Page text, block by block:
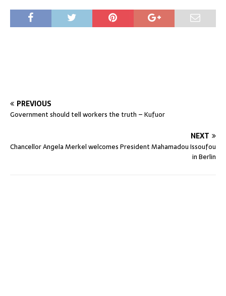
PREVIOUS
Government should tell workers the truth – Kufuor
NEXT
Chancellor Angela Merkel welcomes President Mahamadou Issoufou
in Berlin